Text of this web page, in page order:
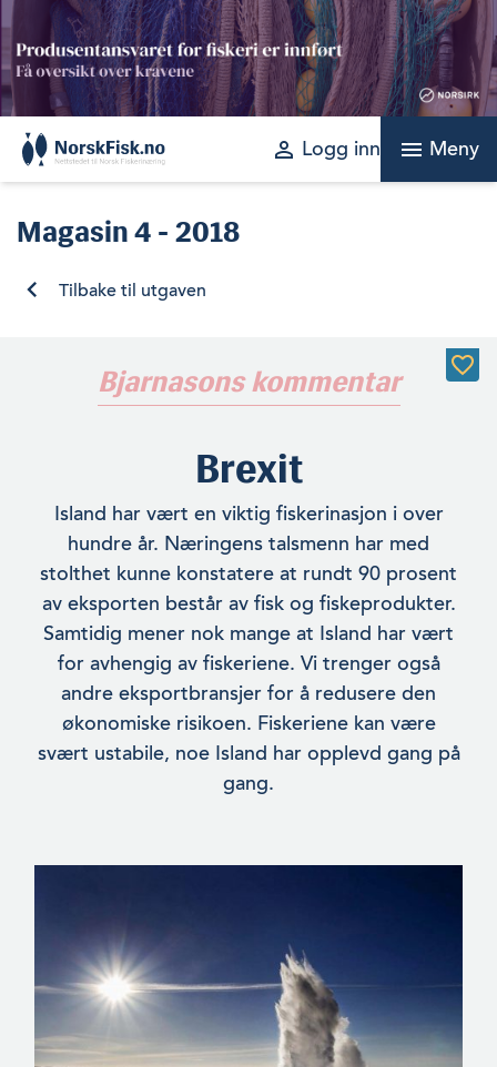
Skip
to
content
perm_identity Logg inn menu Meny
Magasin4 - 2018
Tilbake til utgaven
Bjarnasons kommentar
Brexit
Island har vært en viktig fiskerinasjon i over
hundre år. Nærin­gens talsmenn har med
stolthet kunne konstatere at rundt 90 prosent
av eksporten består av fisk og fiskeprodukter.
Samtidig mener nok mange at Island har vært
for avhengig av fiskeriene. Vi trenger også
andre eksportbransjer for å redusere den
økonomiske risikoen. Fiskeriene kan være
svært ustabile, noe Island har opplevd gang på
gang.